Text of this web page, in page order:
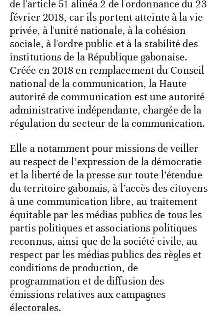
de l'article 51 alinéa 2 de l'ordonnance du 23
février 2018, car ils portent atteinte à la vie
privée, à l'unité nationale, à la cohésion
sociale, à l'ordre public et à la stabilité des
institutions de la République gabonaise.
Créée en 2018 en remplacement du Conseil
national de la communication, la Haute
autorité de communication est une autorité
administrative indépendante, chargée de la
régulation du secteur de la communication.
Elle a notamment pour missions de veiller
au respect de l’expression de la démocratie
et la liberté de la presse sur toute l’étendue
du territoire gabonais, à l’accès des citoyens
à une communication libre, au traitement
équitable par les médias publics de tous les
partis politiques et associations politiques
reconnus, ainsi que de la société civile, au
respect par les médias publics des règles et
conditions de production, de
programmation et de diffusion des
émissions relatives aux campagnes
électorales.